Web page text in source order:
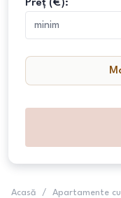
Preț (€):
Acasă / Apartamente